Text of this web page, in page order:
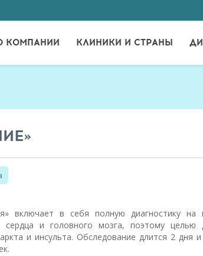
КОМПАНИИ КЛИНИКИ И СТРАНЫ
включает в себя полную диагностику на
сердца и головного мозга, поэтому целью
и инсульта. Обследование длится 2 дня